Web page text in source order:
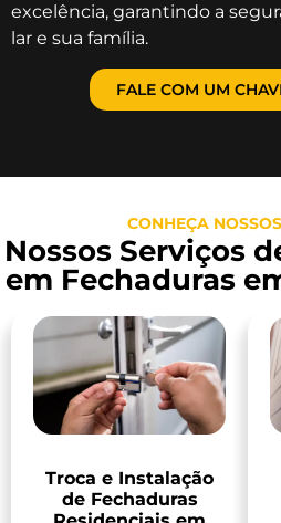
excelência, garantindo a
lar e sua família.
FALE COM UM
CONHEÇA
Nossos Serviços
em Fechaduras
Troca e Instalação
de Fechaduras